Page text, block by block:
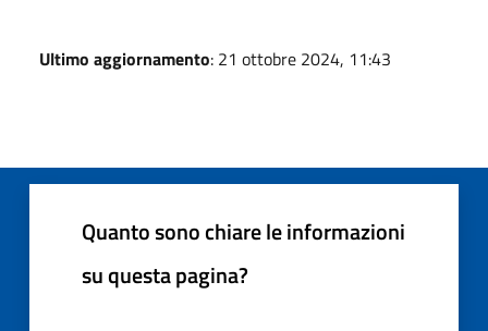
Ultimo aggiornamento: 21 ottobre 2024, 11:43
Quanto sono chiare le informazioni
su questa pagina?